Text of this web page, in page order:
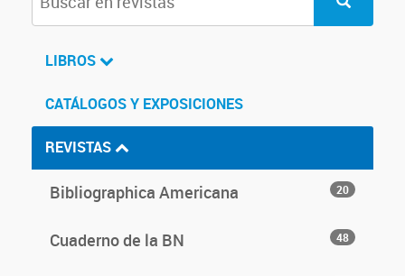
LIBROS
CATÁLOGOS Y EXPOSICIONES
REVISTAS
Bibliographica Americana 20
Cuaderno de la BN 48